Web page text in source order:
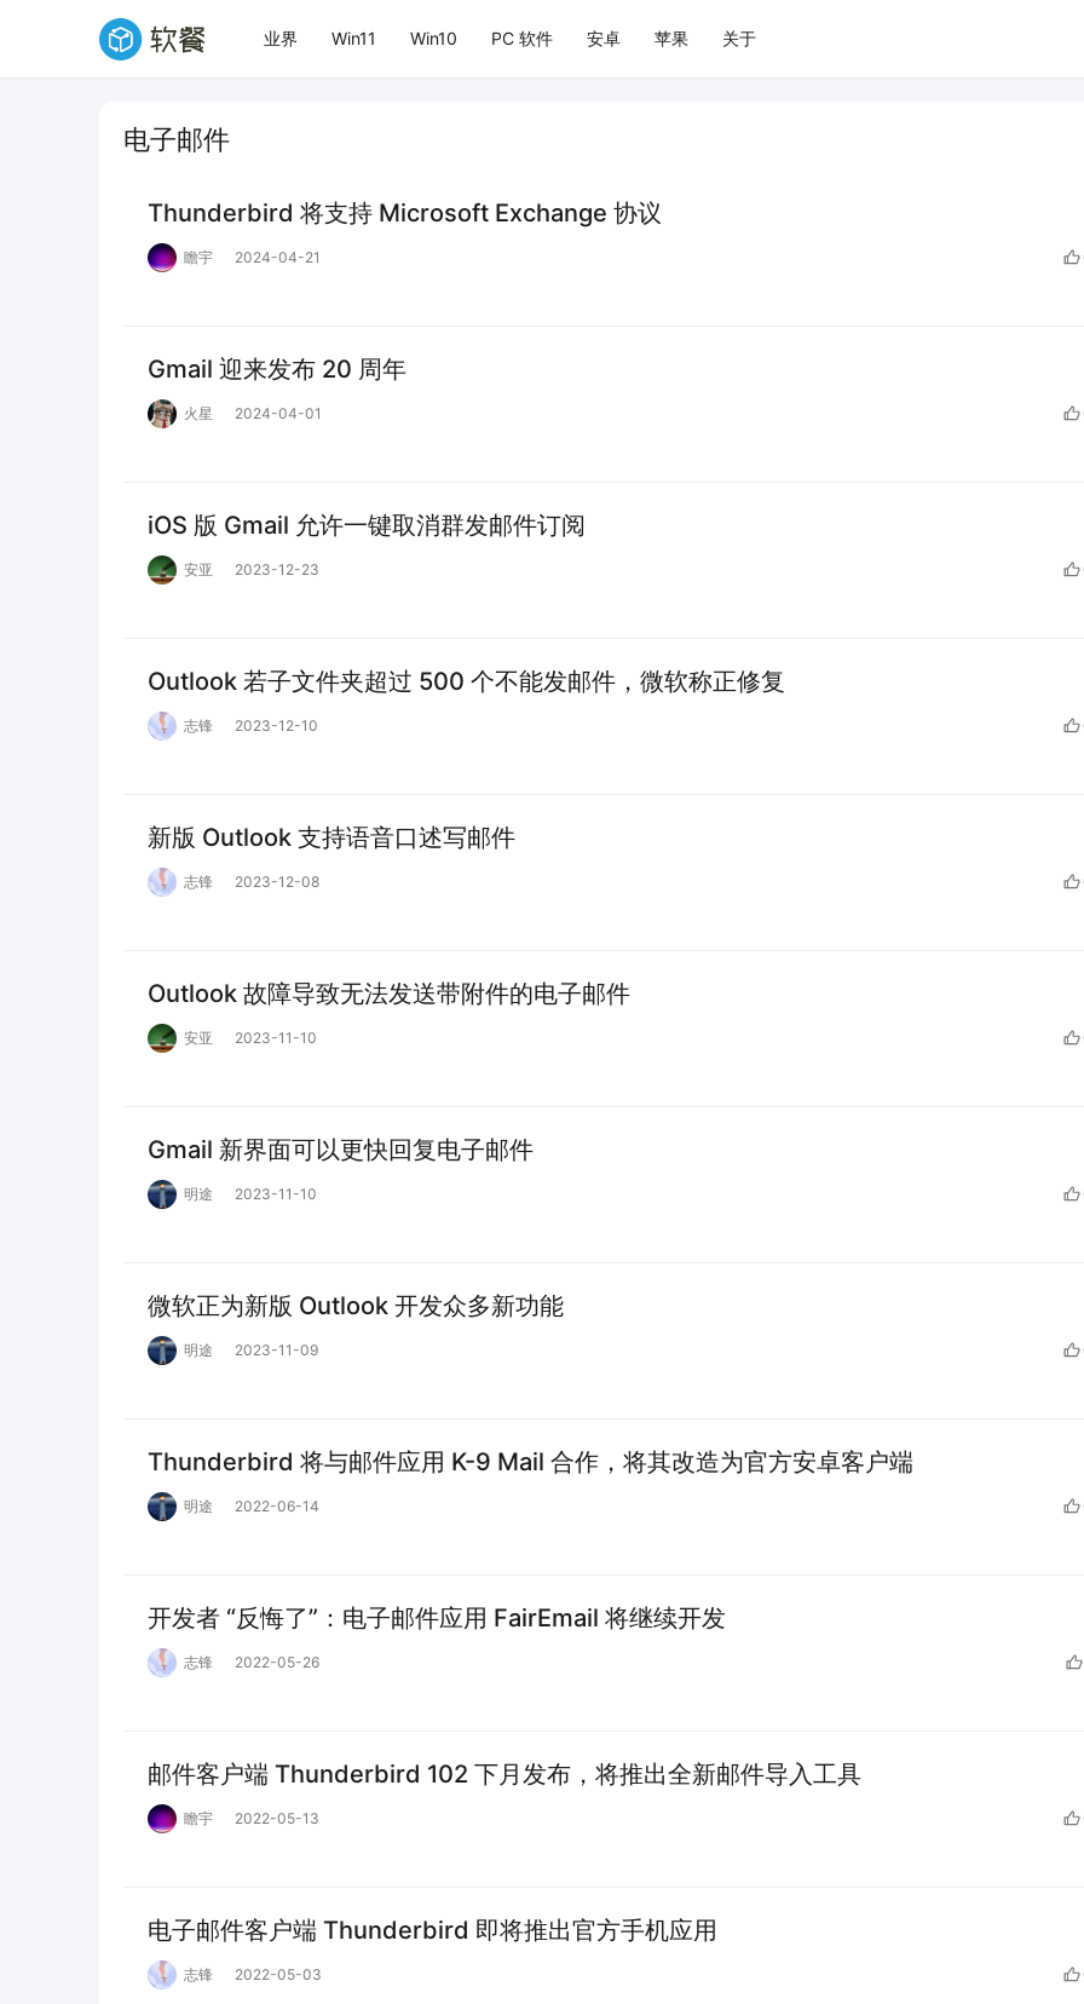
业界 Win11 Win10 PC 软件 安卓 苹果 关于
电子邮件
Thunderbird 将支持 Microsoft Exchange 协议
瞻宇 2024-04-21
Gmail 迎来发布 20 周年
火星 2024-04-01
iOS 版 Gmail 允许一键取消群发邮件订阅
安亚 2023-12-23
Outlook 若子文件夹超过 500 个不能发邮件，微软称正修复
志锋 2023-12-10
新版 Outlook 支持语音口述写邮件
志锋 2023-12-08
Outlook 故障导致无法发送带附件的电子邮件
安亚 2023-11-10
Gmail 新界面可以更快回复电子邮件
明途 2023-11-10
微软正为新版 Outlook 开发众多新功能
明途 2023-11-09
Thunderbird 将与邮件应用 K-9 Mail 合作，将其改造为官方安卓客户端
明途 2022-06-14
开发者 “反悔了”：电子邮件应用 FairEmail 将继续开发
志锋 2022-05-26
邮件客户端 Thunderbird 102 下月发布，将推出全新邮件导入工具
瞻宇 2022-05-13
电子邮件客户端 Thunderbird 即将推出官方手机应用
志锋 2022-05-03